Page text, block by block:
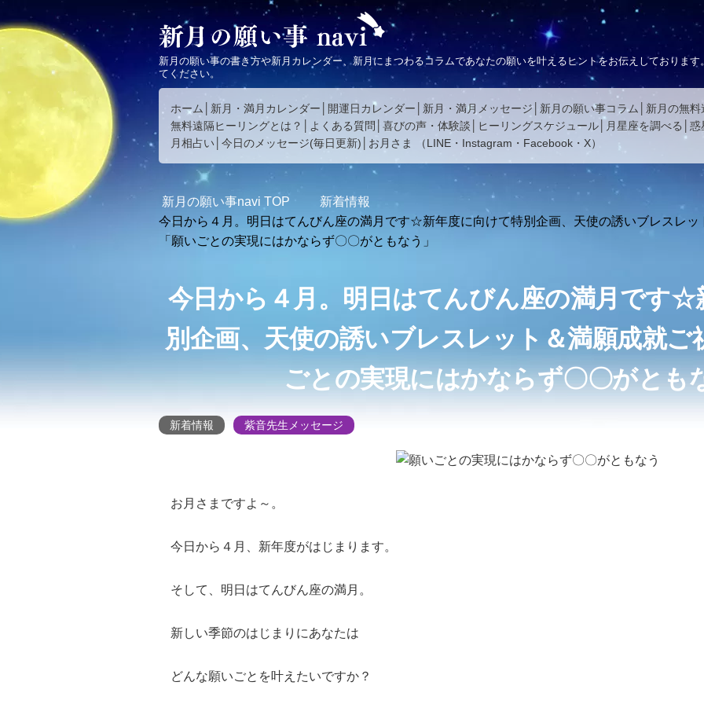
新月の願い事の書き方や新月カレンダー、新月にまつわるコラムであなたの願いを叶えるヒントをお伝えしておりま
てください。
ホーム 新月・満月カレンダー 開運日カレンダー 新月・満月メッセージ 新月の願い事コラム
新月の無
無料遠隔ヒーリングとは？
よくある質問 喜びの声・体験談 ヒーリングスケジュール 月星座を調べる
惑
月相占い 今日のメッセージ(毎日更新) お月さま （LINE ・ Instagram ・ Facebook ・ X）
新月の願い事navi TOP
新着情報
今日から４月。明日はてんびん座の満月です☆新年度に向けて特別企画、天使の誘いブレスレッ
「願いごとの実現にはかならず〇〇がともなう」
今日から４月。明日はてんびん座の満月です☆
別企画、天使の誘いブレスレット＆満願成就ご
ごとの実現にはかならず〇〇がとも
新着情報 紫音先生メッセージ
お月さまですよ～。
今日から４月、新年度がはじまります。
そして、明日はてんびん座の満月。
新しい季節のはじまりにあなたは
どんな願いごとを叶えたいですか？